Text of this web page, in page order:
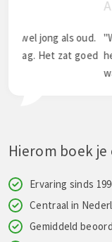
Ardagh
"We hebben een
hebben we erg
was het als
Hierom boek
Ervaring sinds
Centraal in
Gemiddeld